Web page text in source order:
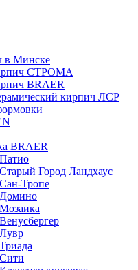
в Минске
СТРОМА
BRAER
кирпич ЛСР
BRAER
Город Ландхаус
Тропе